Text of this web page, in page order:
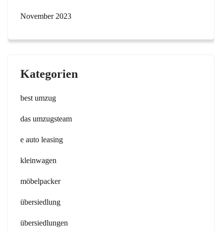
November 2023
Kategorien
best umzug
das umzugsteam
e auto leasing
kleinwagen
möbelpacker
übersiedlung
übersiedlungen